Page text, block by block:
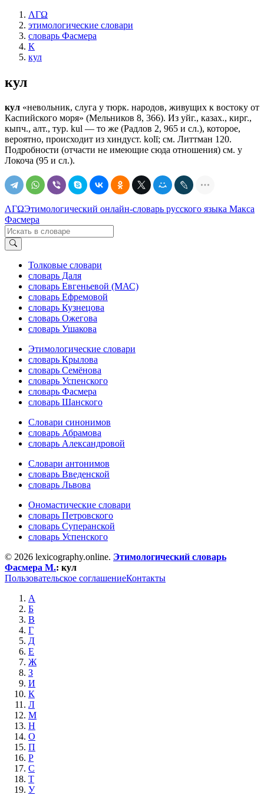
ΛΓΩ
этимологические словари
словарь Фасмера
К
кул
кул
кул «невольник, слуга у тюрк. народов, живущих к востоку от
Каспийского моря» (Мельников 8, 366). Из уйг., казах., кирг.,
кыпч., алт., тур. kul — то же (Радлов 2, 965 и сл.), которое,
вероятно, происходит из хиндуст. kolī; см. Литтман 120.
Подробности (отчасти не имеющие сюда отношения) см. у
Локоча (95 и сл.).
ΛΓΩЭтимологический онлайн-словарь русского языка Макса
Фасмера
Толковые словари
словарь Даля
словарь Евгеньевой (МАС)
словарь Ефремовой
словарь Кузнецова
словарь Ожегова
словарь Ушакова
Этимологические словари
словарь Крылова
словарь Семёнова
словарь Успенского
словарь Фасмера
словарь Шанского
Словари синонимов
словарь Абрамова
словарь Александровой
Словари антонимов
словарь Введенской
словарь Львова
Ономастические словари
словарь Петровского
словарь Суперанской
словарь Успенского
© 2026 lexicography.online. Этимологический словарь
Фасмера М.: кул
Пользовательское соглашениеКонтакты
А
Б
В
Г
Д
Е
Ж
З
И
К
Л
М
Н
О
П
Р
С
Т
У